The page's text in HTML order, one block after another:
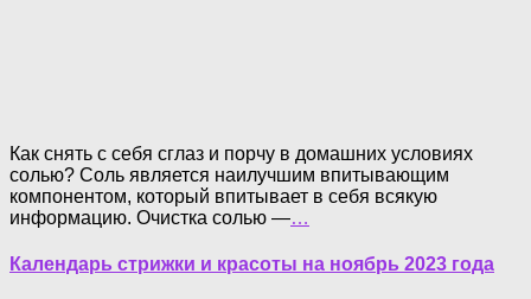
Как снять с себя сглаз и порчу в домашних условиях
солью? Соль является наилучшим впитывающим
компонентом, который впитывает в себя всякую
информацию. Очистка солью —…
Календарь стрижки и красоты на ноябрь 2023 года